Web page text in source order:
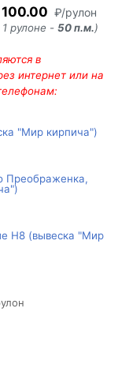
100.00 ₽/рулон
рулоне - 50 п.м.)
в
интернет или на
"Мир кирпича")
Преображенка,
Н8 (вывеска "Мир